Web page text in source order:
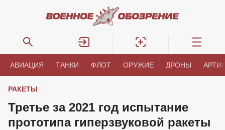
АВИАЦИЯ ТАНКИ ФЛОТ ОРУЖИЕ ДРОНЫ
РАКЕТЫ
Третье за 2021 год испытание
прототипа гиперзвуковой ракеты